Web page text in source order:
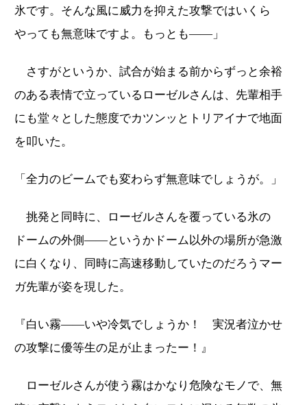
氷です。そんな風に威力を抑えた攻撃ではいくら
やっても無意味ですよ。もっとも――」
さすがというか、試合が始まる前からずっと余裕
のある表情で立っているローゼルさんは、先輩相手
にも堂々とした態度でカツンッとトリアイナで地面
を叩いた。
「全力のビームでも変わらず無意味でしょうが。」
挑発と同時に、ローゼルさんを覆っている氷の
ドームの外側――というかドーム以外の場所が急激
に白くなり、同時に高速移動していたのだろうマー
ガ先輩が姿を現した。
『白い霧――いや冷気でしょうか！ 実況者泣かせ
の攻撃に優等生の足が止まったー！』
ローゼルさんが使う霧はかなり危険なモノで、無